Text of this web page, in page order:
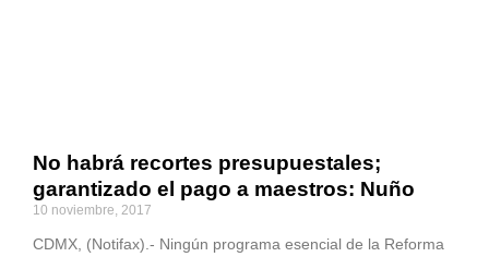
No habrá recortes presupuestales;
garantizado el pago a maestros: Nuño
10 noviembre, 2017
CDMX, (Notifax).- Ningún programa esencial de la Reforma